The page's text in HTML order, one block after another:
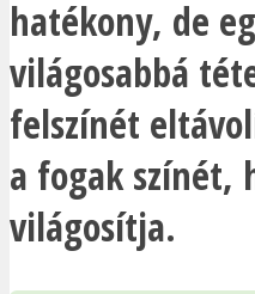
hatékony, de
világosabbá
felszínét
a fogak színét,
világosítja.